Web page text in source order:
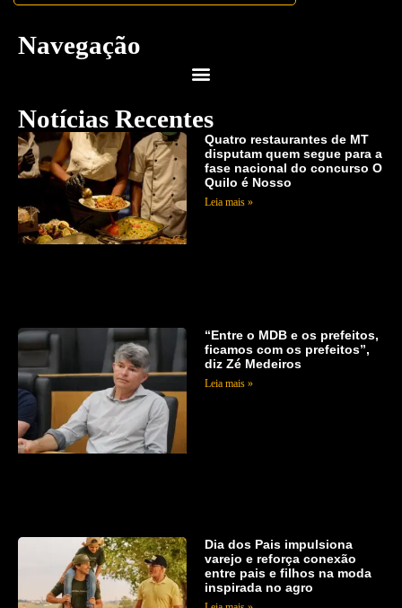
Navegação
Notícias Recentes
Quatro restaurantes de MT
disputam quem segue para a
fase nacional do concurso O
Quilo é Nosso
Leia mais »
“Entre o MDB e os prefeitos,
ficamos com os prefeitos”,
diz Zé Medeiros
Leia mais »
Dia dos Pais impulsiona
varejo e reforça conexão
entre pais e filhos na moda
inspirada no agro